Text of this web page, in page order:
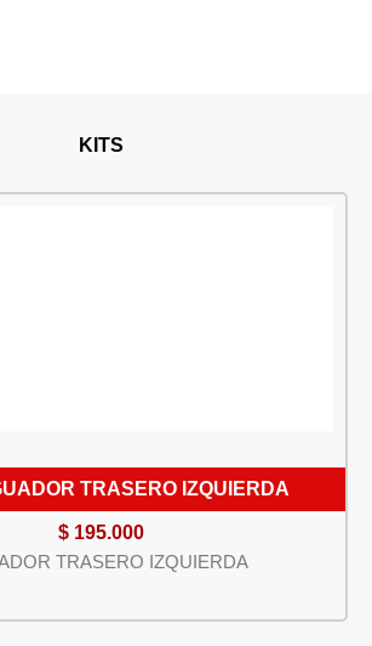
KITS
TRASERO IZQUIERDA
$195.000
TRASERO IZQUIERDA